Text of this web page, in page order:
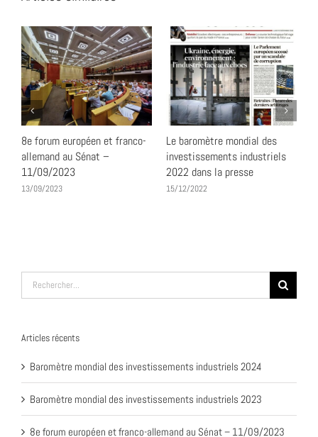
8e forum européen et franco-
allemand au Sénat –
11/09/2023
13/09/2023
Le baromètre mondial des
investissements industriels
2022 dans la presse
15/12/2022
Rechercher:
Articles récents
Baromètre mondial des investissements industriels 2024
Baromètre mondial des investissements industriels 2023
8e forum européen et franco-allemand au Sénat – 11/09/2023